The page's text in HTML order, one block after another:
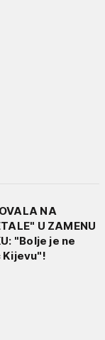
NA
U ZAMENU
"Bolje je ne
Kijevu"!